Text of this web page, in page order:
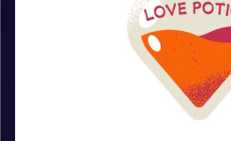
דייטינג באפליקציות, ואשליה
לפינה , נהיה קשה להישאר.